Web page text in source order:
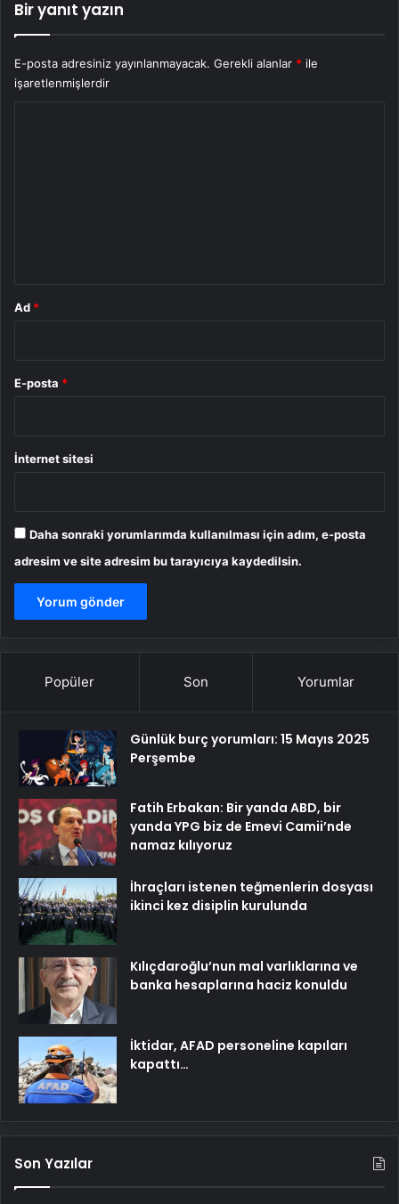
Bir yanıt yazın
E-posta adresiniz yayınlanmayacak. Gerekli alanlar * ile
işaretlenmişlerdir
Ad *
E-posta *
İnternet sitesi
Daha sonraki yorumlarımda kullanılması için adım, e-posta
adresim ve site adresim bu tarayıcıya kaydedilsin.
Popüler Son Yorumlar
Günlük burç yorumları: 15 Mayıs 2025
Perşembe
Fatih Erbakan: Bir yanda ABD, bir
yanda YPG biz de Emevi Camii’nde
namaz kılıyoruz
İhraçları istenen teğmenlerin dosyası
ikinci kez disiplin kurulunda
Kılıçdaroğlu’nun mal varlıklarına ve
banka hesaplarına haciz konuldu
İktidar, AFAD personeline kapıları
kapattı…
Son Yazılar